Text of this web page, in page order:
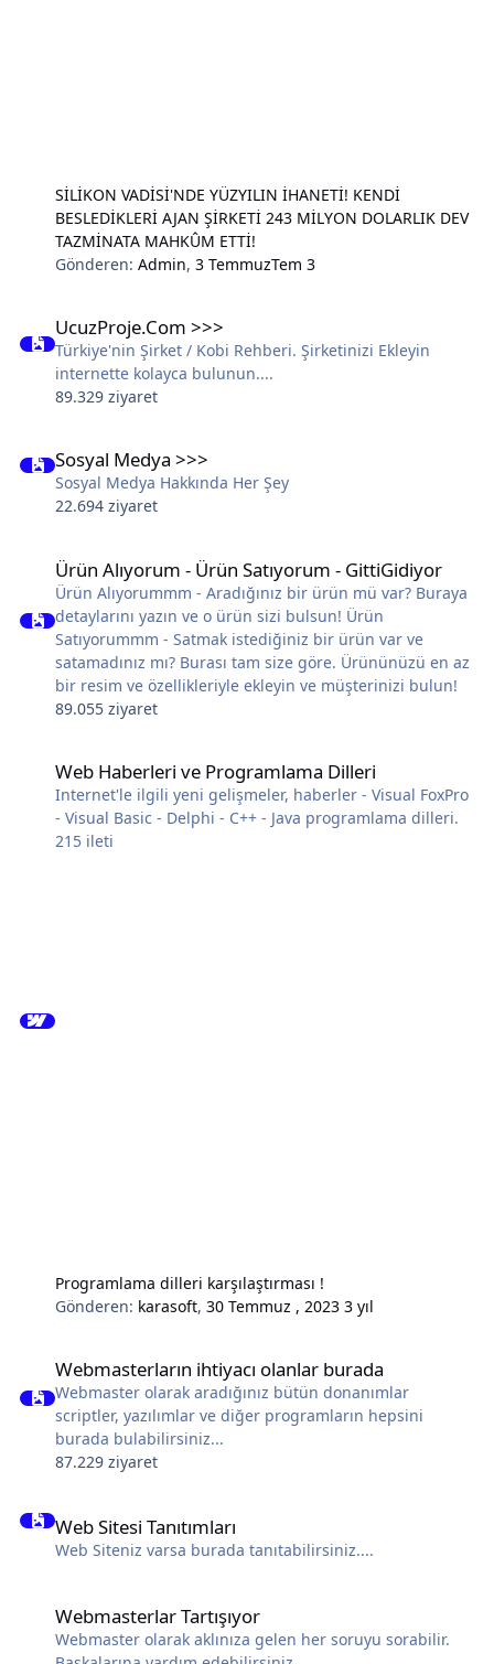
SİLİKON VADİSİ'NDE YÜZYILIN İHANETİ! KENDİ
BESLEDİKLERİ AJAN ŞİRKETİ 243 MİLYON DOLARLIK DEV
TAZMİNATA MAHKÛM ETTİ!
Gönderen:Admin,3 TemmuzTem 3
UcuzProje.Com >>>
Türkiye'nin Şirket / Kobi Rehberi. Şirketinizi Ekleyin
internette kolayca bulunun....
89.329 ziyaret
Sosyal Medya >>>
Sosyal Medya Hakkında Her Şey
22.694 ziyaret
Ürün Alıyorum - Ürün Satıyorum - GittiGidiyor
Ürün Alıyorummm - Aradığınız bir ürün mü var? Buraya
detaylarını yazın ve o ürün sizi bulsun! Ürün
Satıyorummm - Satmak istediğiniz bir ürün var ve
satamadınız mı? Burası tam size göre. Ürününüzü en az
bir resim ve özellikleriyle ekleyin ve müşterinizi bulun!
89.055 ziyaret
Web Haberleri ve Programlama Dilleri
Internet'le ilgili yeni gelişmeler, haberler - Visual FoxPro
- Visual Basic - Delphi - C++ - Java programlama dilleri.
215 ileti
Programlama dilleri karşılaştırması !
Gönderen: karasoft,30 Temmuz , 20233 yıl
Webmasterların ihtiyacı olanlar burada
Webmaster olarak aradığınız bütün donanımlar
scriptler, yazılımlar ve diğer programların hepsini
burada bulabilirsiniz...
87.229 ziyaret
Web Sitesi Tanıtımları
Web Siteniz varsa burada tanıtabilirsiniz....
Webmasterlar Tartışıyor
Webmaster olarak aklınıza gelen her soruyu sorabilir.